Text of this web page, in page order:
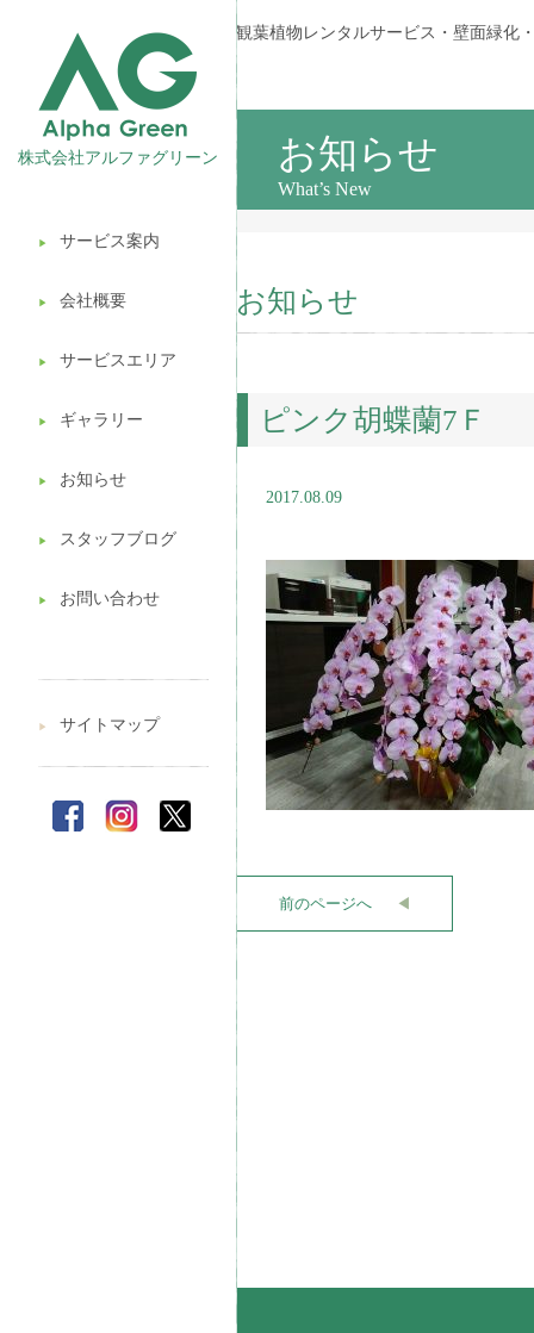
株式会社アルファグリーン
▶︎ サービス案内
▶︎ 会社概要
▶︎ サービスエリア
▶︎ ギャラリー
▶︎ お知らせ
▶︎ スタッフブログ
▶︎ お問い合わせ
観葉植物レンタル
壁面緑化
ギフト販売
造園ガーデニング
植木処分
▶︎ サイトマップ
観葉植物レンタルサービス・壁面緑化
お知らせ
What’s New
お知らせ
ピンク胡蝶蘭7Ｆ
2017.08.09
前のページへ ◀︎